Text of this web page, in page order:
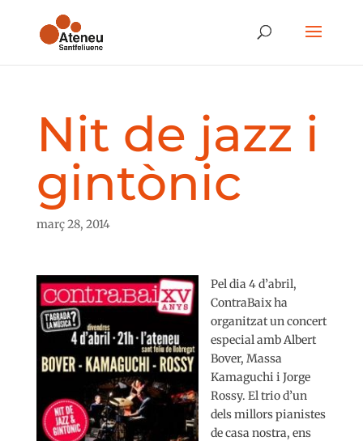
Nit de jazz i
gintònic
març 28, 2014
Pel dia 4 d’abril,
ContraBaix ha
organitzat un concert
especial amb Albert
Bover, Massa
Kamaguchi i Jorge
Rossy. El trio d’un
dels millors pianistes
de casa nostra, ens